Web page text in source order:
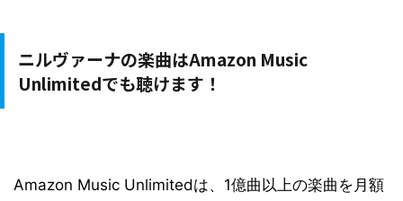
ニルヴァーナの楽曲はAmazon Music
Unlimitedでも聴けます！
Amazon Music Unlimitedは、1億曲以上の楽曲を月額